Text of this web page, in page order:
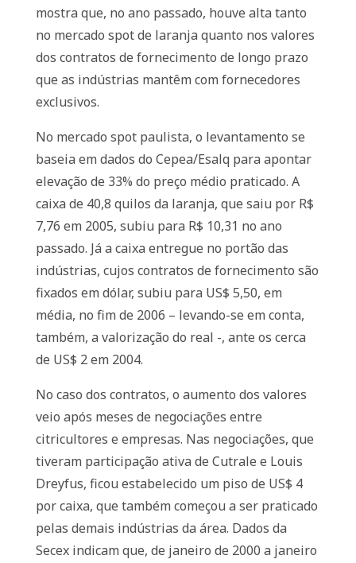
mostra que, no ano passado, houve alta tanto
no mercado spot de laranja quanto nos valores
dos contratos de fornecimento de longo prazo
que as indústrias mantêm com fornecedores
exclusivos.
No mercado spot paulista, o levantamento se
baseia em dados do Cepea/Esalq para apontar
elevação de 33% do preço médio praticado. A
caixa de 40,8 quilos da laranja, que saiu por R$
7,76 em 2005, subiu para R$ 10,31 no ano
passado. Já a caixa entregue no portão das
indústrias, cujos contratos de fornecimento são
fixados em dólar, subiu para US$ 5,50, em
média, no fim de 2006 – levando-se em conta,
também, a valorização do real -, ante os cerca
de US$ 2 em 2004.
No caso dos contratos, o aumento dos valores
veio após meses de negociações entre
citricultores e empresas. Nas negociações, que
tiveram participação ativa de Cutrale e Louis
Dreyfus, ficou estabelecido um piso de US$ 4
por caixa, que também começou a ser praticado
pelas demais indústrias da área. Dados da
Secex indicam que, de janeiro de 2000 a janeiro